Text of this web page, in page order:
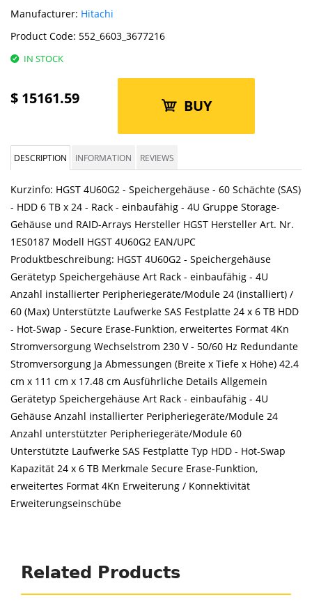
Manufacturer: Hitachi
Product Code: 552_6603_3677216
IN STOCK
$ 15161.59 BUY
DESCRIPTION INFORMATION REVIEWS
Kurzinfo: HGST 4U60G2 - Speichergehäuse - 60 Schächte (SAS)
- HDD 6 TB x 24 - Rack - einbaufähig - 4U Gruppe Storage-
Gehäuse und RAID-Arrays Hersteller HGST Hersteller Art. Nr.
1ES0187 Modell HGST 4U60G2 EAN/UPC
Produktbeschreibung: HGST 4U60G2 - Speichergehäuse
Gerätetyp Speichergehäuse Art Rack - einbaufähig - 4U
Anzahl installierter Peripheriegeräte/Module 24 (installiert) /
60 (Max) Unterstützte Laufwerke SAS Festplatte 24 x 6 TB HDD
- Hot-Swap - Secure Erase-Funktion, erweitertes Format 4Kn
Stromversorgung Wechselstrom 230 V - 50/60 Hz Redundante
Stromversorgung Ja Abmessungen (Breite x Tiefe x Höhe) 42.4
cm x 111 cm x 17.48 cm Ausführliche Details Allgemein
Gerätetyp Speichergehäuse Art Rack - einbaufähig - 4U
Gehäuse Anzahl installierter Peripheriegeräte/Module 24
Anzahl unterstützter Peripheriegeräte/Module 60
Unterstützte Laufwerke SAS Festplatte Typ HDD - Hot-Swap
Kapazität 24 x 6 TB Merkmale Secure Erase-Funktion,
erweitertes Format 4Kn Erweiterung / Konnektivität
Erweiterungseinschübe
Related Products